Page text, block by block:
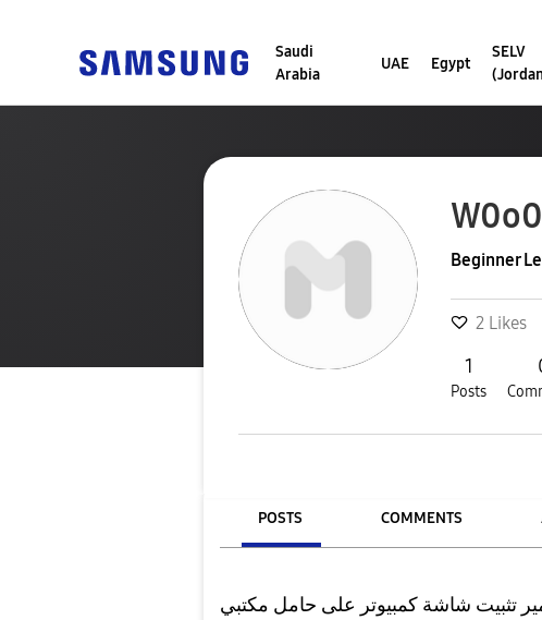
Saudi
Arabia
UAE Egypt
SELV
Beginner
2 Likes
1
Posts
POSTS COMMENTS
تثبيت شاشة كمبيوتر على حامل مكتبي